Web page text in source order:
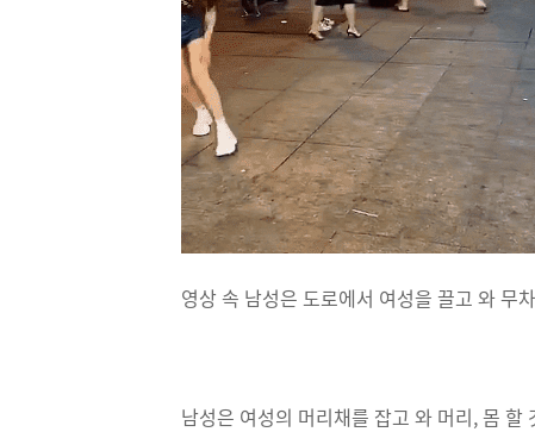
영상 속 남성은 도로에서 여성을 끌고 와 무
남성은 여성의 머리채를 잡고 와 머리, 몸 할